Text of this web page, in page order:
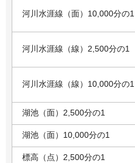
河川水涯線（面）10,000分の1
河川水涯線（線）2,500分の1
河川水涯線（線）10,000分の1
湖池（面）2,500分の1
湖池（面）10,000分の1
標高（点）2,500分の1